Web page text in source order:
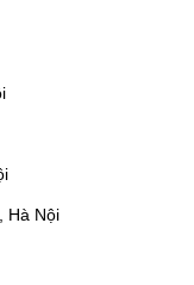
Hà Nội